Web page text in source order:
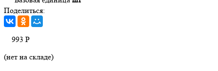
Поделиться:
993 Р
(нет на складе)